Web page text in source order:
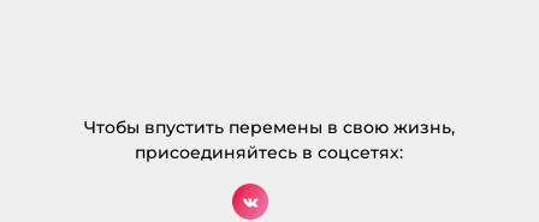
sposob-kak-vyjti-iz-tupika/ […]
Чтобы впустить перемены в свою жизнь,
присоединяйтесь в соцсетях: